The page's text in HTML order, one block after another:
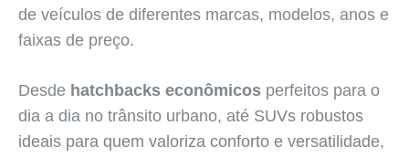
de veículos de diferentes marcas, modelos, anos e
faixas de preço.
Desde hatchbacks econômicos perfeitos para o
dia a dia no trânsito urbano, até SUVs robustos
ideais para quem valoriza conforto e versatilidade,